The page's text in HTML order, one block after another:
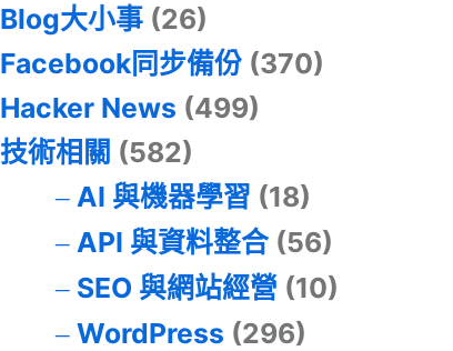
Blog大小事 (26)
Facebook同步備份 (370)
Hacker News (499)
技術相關 (582)
AI 與機器學習 (18)
API 與資料整合(56)
SEO 與網站經營 (10)
WordPress (296)